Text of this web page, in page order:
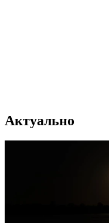
Актуально